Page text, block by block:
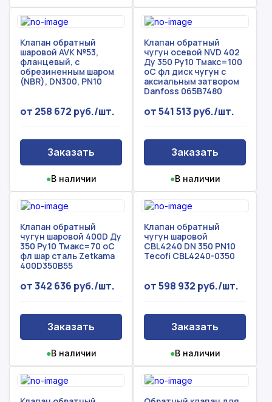
Клапан обратный
шаровой AVK №53,
фланцевый, с
обрезиненным шаром
(NBR), DN300, PN10
от 258 672 руб./шт.
Заказать
●В наличии
Клапан обратный
чугун осевой NVD 402
Ду 350 Ру10 Тмакс=100
оС фл диск чугун с
аксиальным затвором
Danfoss 065B7480
от 541 513 руб./шт.
Заказать
●В наличии
Клапан обратный
чугун шаровой 400D Ду
350 Ру10 Тмакс=70 оС
фл шар сталь Zetkama
400D350B55
от 342 636 руб./шт.
Заказать
●В наличии
Клапан обратный
чугун шаровой
CBL4240 DN 350 PN10
Tecofi CBL4240-0350
от 598 932 руб./шт.
Заказать
●В наличии